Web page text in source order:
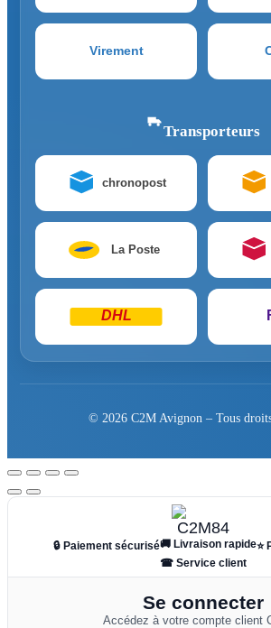
Virement
Transporteurs
chronopost
La Poste
DHL
© 2026 C2M Avignon – Tous
🔒 Paiement sécurisé🚚 Livraison rapide⭐
☎ Service client
Se connecter
Accédez à votre compte client